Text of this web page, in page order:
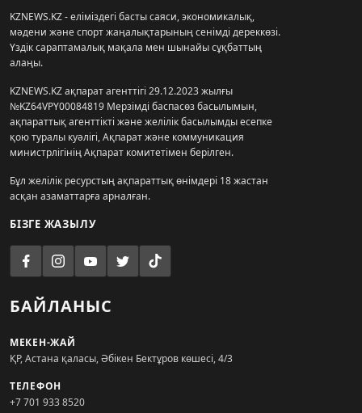
KZNEWS.KZ - еліміздегі басты саяси, экономикалық,
мәдени және спорт жаңалықтарының сенімді дереккөзі.
Үздік сараптамалық мақала мен шынайы сұқбаттың
алаңы.
KZNEWS.KZ ақпарат агенттігі 29.12.2023 жылғы
№KZ64VPY00084819 Мерзімді баспасөз басылымын,
ақпараттық агенттікті және желілік басылымды есепке
қою туралы куәлігі, Ақпарат және коммуникация
министрлігінің Ақпарат комитетімен берілген.
Бұл желілік ресурстың ақпараттық өнімдері 18 жастан
асқан азаматтарға арналған.
БІЗГЕ ЖАЗЫЛУ
БАЙЛАНЫС
МЕКЕН-ЖАЙ
ҚР, Астана қаласы, Әбікен Бектұров көшесі, 4/3
ТЕЛЕФОН
+7 701 933 8520